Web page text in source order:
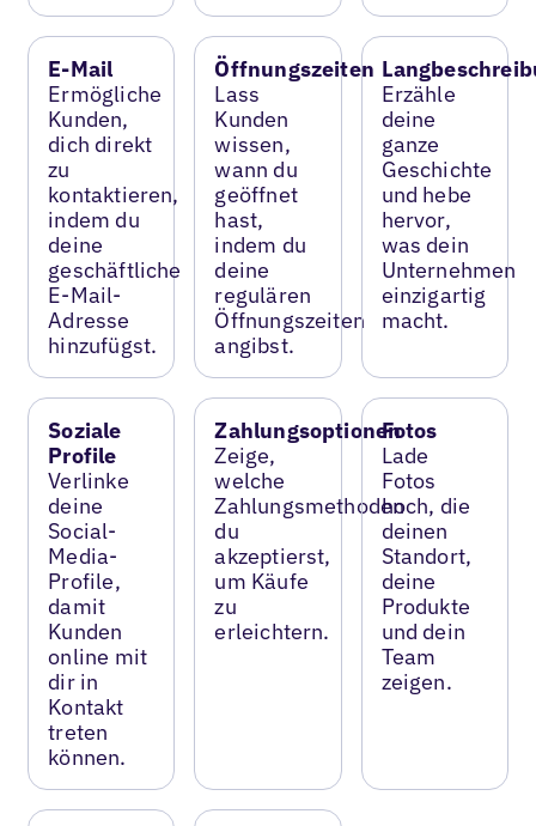
E-Mail
Ermögliche
Kunden,
dich direkt
zu
kontaktieren,
indem du
deine
geschäftliche
E-Mail-
Adresse
hinzufügst.
Öffnungszeiten
Lass
Kunden
wissen,
wann du
geöffnet
hast,
indem du
deine
regulären
Öffnungszeiten
angibst.
Erzähle
deine
ganze
Geschichte
und hebe
hervor,
was dein
Unternehmen
einzigartig
macht.
Soziale
Profile
Verlinke
deine
Social-
Media-
Profile,
damit
Kunden
online mit
dir in
Kontakt
treten
können.
Zahlungsoptionen
Zeige,
welche
Zahlungsmethoden
du
akzeptierst,
um Käufe
zu
erleichtern.
Fotos
Lade
Fotos
hoch, die
deinen
Standort,
deine
Produkte
und dein
Team
zeigen.